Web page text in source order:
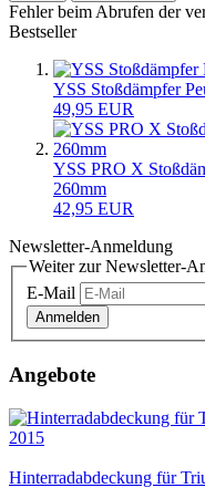
Fehler beim Abrufen der
Bestseller
YSS Stoßdämpfer
49,95 EUR
YSS PRO X
260mm
42,95 EUR
Newsletter-Anmeldung
Weiter zur Newsletter-
E-Mail
Anmelden
Angebote
Hinterradabdeckung für